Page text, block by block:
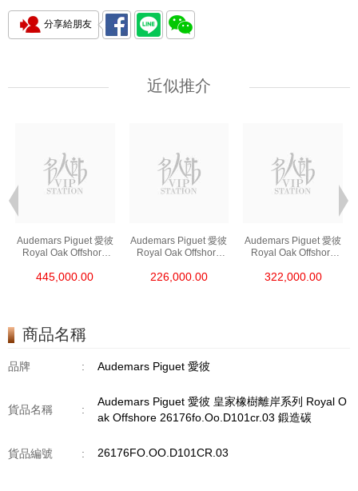
分享給朋友
近似推介
Audemars Piguet 愛彼
Royal Oak Offshore
26420ro.Oo.A002ca.0
445,000.00
Audemars Piguet 愛彼
Royal Oak Offshore
26420so.Oo.A002ca.0
226,000.00
Audemars Piguet 愛彼
Royal Oak Offshore
26420so.Oo.A600ca.0
322,000.00
商品名稱
品牌 : Audemars Piguet 愛彼
貨品名稱 :
Audemars Piguet 愛彼 皇家橡樹離岸系列 Royal O
ak Offshore 26176fo.Oo.D101cr.03 鍛造碳
貨品編號 : 26176FO.OO.D101CR.03